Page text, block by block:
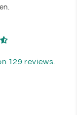
129 reviews.